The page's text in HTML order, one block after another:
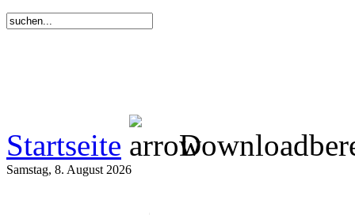
Startseite
Samstag, 8. August 2026